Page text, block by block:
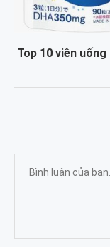
Top 10 viên